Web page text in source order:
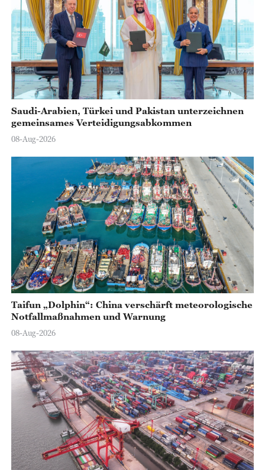
Saudi-Arabien, Türkei und Pakistan unterzeichnen
gemeinsames Verteidigungsabkommen
08-Aug-2026
Taifun „Dolphin“: China verschärft meteorologische
Notfallmaßnahmen und Warnung
08-Aug-2026